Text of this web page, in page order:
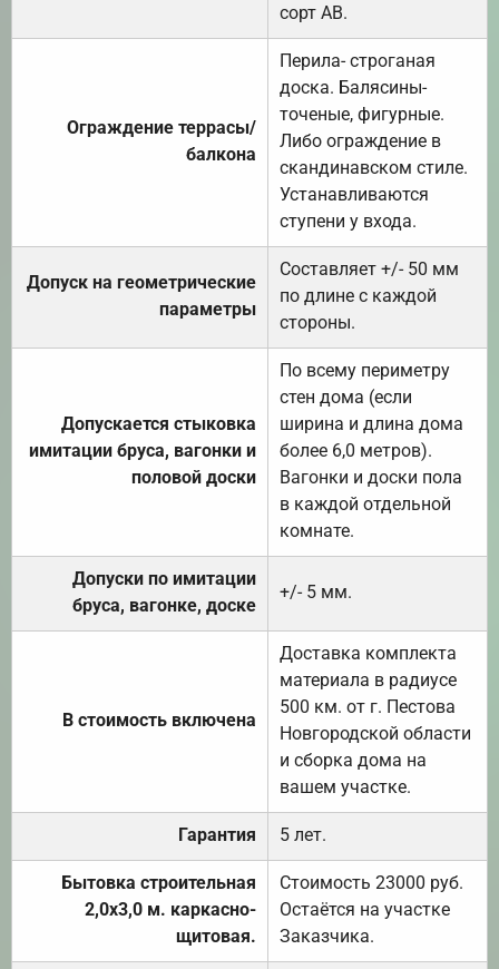
сорт АВ.
Ограждение террасы/
балкона
Перила- строганая
доска. Балясины-
точеные, фигурные.
Либо ограждение в
скандинавском стиле.
Устанавливаются
ступени у входа.
Допуск на геометрические
параметры
Составляет +/- 50 мм
по длине с каждой
стороны.
Допускается стыковка
имитации бруса, вагонки и
половой доски
По всему периметру
стен дома (если
ширина и длина дома
более 6,0 метров).
Вагонки и доски пола
в каждой отдельной
комнате.
Допуски по имитации
бруса, вагонке, доске
+/- 5 мм.
В стоимость включена
Доставка комплекта
материала в радиусе
500 км. от г. Пестова
Новгородской области
и сборка дома на
вашем участке.
Гарантия 5 лет.
Бытовка строительная
2,0х3,0 м. каркасно-
щитовая.
Стоимость 23000 руб.
Остаётся на участке
Заказчика.